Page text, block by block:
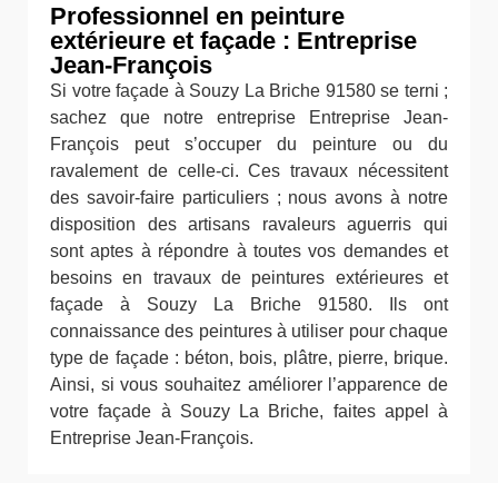
Professionnel en peinture
extérieure et façade : Entreprise
Jean-François
Si votre façade à Souzy La Briche 91580 se terni ;
sachez que notre entreprise Entreprise Jean-
François peut s’occuper du peinture ou du
ravalement de celle-ci. Ces travaux nécessitent
des savoir-faire particuliers ; nous avons à notre
disposition des artisans ravaleurs aguerris qui
sont aptes à répondre à toutes vos demandes et
besoins en travaux de peintures extérieures et
façade à Souzy La Briche 91580. Ils ont
connaissance des peintures à utiliser pour chaque
type de façade : béton, bois, plâtre, pierre, brique.
Ainsi, si vous souhaitez améliorer l’apparence de
votre façade à Souzy La Briche, faites appel à
Entreprise Jean-François.